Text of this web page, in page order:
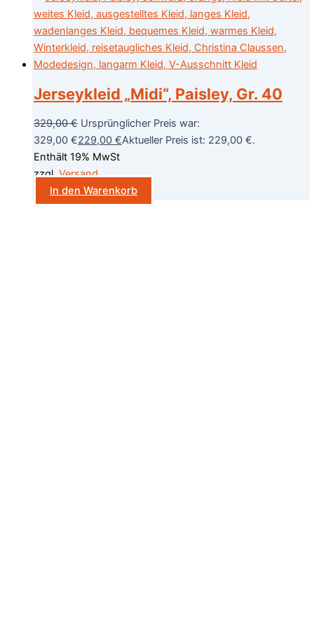
Jerseykleid „Midi“, Paisley, Gr. 40
329,00€ Ursprünglicher Preis war:
329,00 €229,00 €Aktueller Preis ist: 229,00 €.
Enthält 19% MwSt
zzgl. Versand
In den Warenkorb